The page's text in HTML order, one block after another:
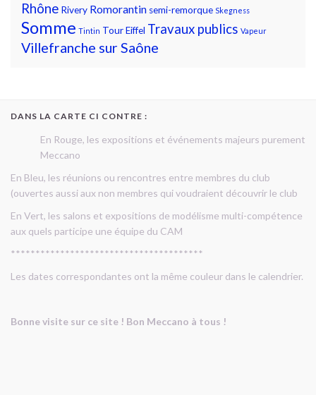
Rhône Rivery Romorantin semi-remorque Skegness
Somme Tintin Tour Eiffel Travaux publics Vapeur
Villefranche sur Saône
DANS LA CARTE CI CONTRE :
En Rouge, les expositions et événements majeurs purement
Meccano
En Bleu, les réunions ou rencontres entre membres du club
(ouvertes aussi aux non membres qui voudraient découvrir le club
En Vert, les salons et expositions de modélisme multi-compétence
aux quels participe une équipe du CAM
***************************************
Les dates correspondantes ont la même couleur dans le calendrier.
Bonne visite sur ce site ! Bon Meccano à tous !